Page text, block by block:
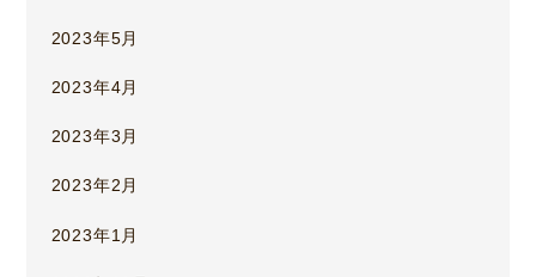
2023年5月
2023年4月
2023年3月
2023年2月
2023年1月